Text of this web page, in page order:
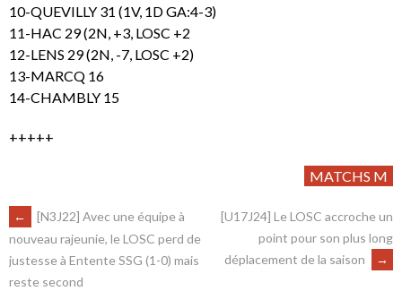
10-QUEVILLY 31 (1V, 1D GA:4-3)
11-HAC 29 (2N, +3, LOSC +2
12-LENS 29 (2N, -7, LOSC +2)
13-MARCQ 16
14-CHAMBLY 15
+++++
MATCHS M
←
[N3J22] Avec une équipe à
nouveau rajeunie, le LOSC perd de
justesse à Entente SSG (1-0) mais
reste second
[U17J24] Le LOSC accroche un
point pour son plus long
déplacement de la saison
→